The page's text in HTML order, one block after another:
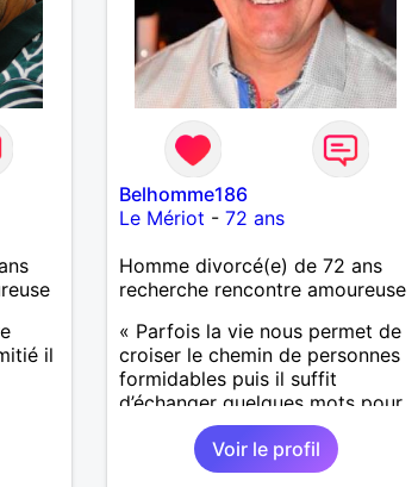
il
Belhomme186
Le Mériot - 72 ans
Homme divorcé(e) de 72 ans
recherche rencontre amoureuse
« Parfois la vie nous permet de
croiser le chemin de personnes
formidables puis il suffit
d’échanger quelques mots pour
comprendre qu’elles deviennent
importantes et pour le reste de
notre vie. »
Voir le profil